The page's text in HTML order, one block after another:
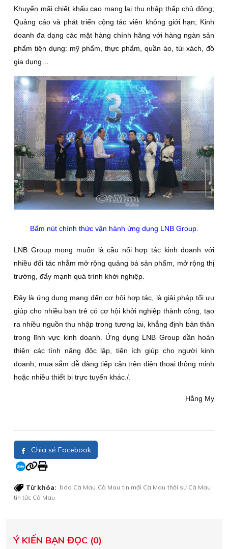
Khuyến mãi chiết khấu cao mang lại thu nhập thấp chủ động;
Quảng cáo và phát triển cộng tác viên không giới hạn; Kinh
doanh đa dạng các mặt hàng chính hãng với hàng ngàn sản
phẩm tiện dụng: mỹ phẩm, thực phẩm, quần áo, túi xách, đồ
gia dụng…
Bấm nút chính thức vận hành ứng dụng LNB Group.
LNB Group mong muốn là cầu nối hợp tác kinh doanh với
nhiều đối tác nhằm mở rộng quảng bá sản phẩm, mở rộng thị
trường, đẩy mạnh quá trình khởi nghiệp.
Đây là ứng dụng mang đến cơ hội hợp tác, là giải pháp tối ưu
giúp cho nhiều bạn trẻ có cơ hội khởi nghiệp thành công, tạo
ra nhiều nguồn thu nhập trong tương lai, khẳng định bản thân
trong lĩnh vực kinh doanh. Ứng dụng LNB Group dần hoàn
thiện các tính năng độc lập, tiện ích giúp cho người kinh
doanh, mua sắm dễ dàng tiếp cận trên điện thoai thông minh
hoặc nhiều thiết bị trực tuyến khác./.
Hằng My
Chia sẻ Facebook
Từ khóa: báo Cà Mau Cà Mau tin mới Cà Mau thời sự Cà Mau
tin tức Cà Mau
Ý KIẾN BẠN ĐỌC (0)